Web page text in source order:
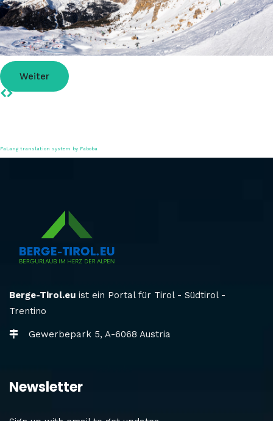
Skiurlaub Dolomiti Superski
Weiter
FaLang translation system by Faboba
Berge-Tirol.eu ist ein Portal für Tirol - Südtirol -
Trentino
Gewerbepark 5, A-6068 Austria
Newsletter